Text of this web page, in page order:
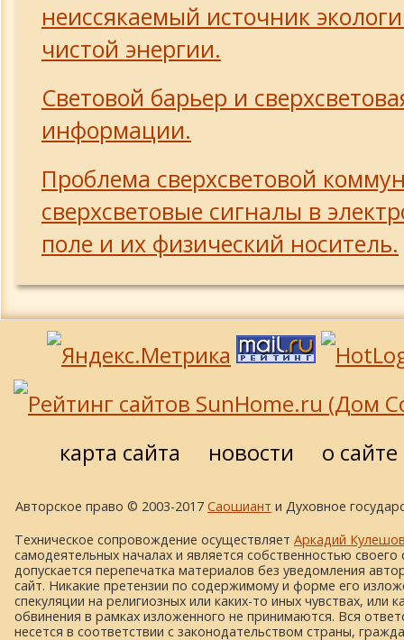
неиссякаемый источник
чистой энергии.
Световой барьер и
информации.
Проблема сверхсветовой
сверхсветовые сигналы в
поле и их физический носитель.
карта сайта новости о сайте
Авторское право © 2003-2017 Саошиант и Духовное
Техническое сопровождение осуществляет Аркадий
самодеятельных началах и является собственностью своего
допускается перепечатка материалов без уведомления
сайт. Никакие претензии по содержимому и форме его
спекуляции на религиозных или каких-то иных чувствах, или
обвинения в рамках изложенного не принимаются. Вся
несется в соответствии с законодательством страны,